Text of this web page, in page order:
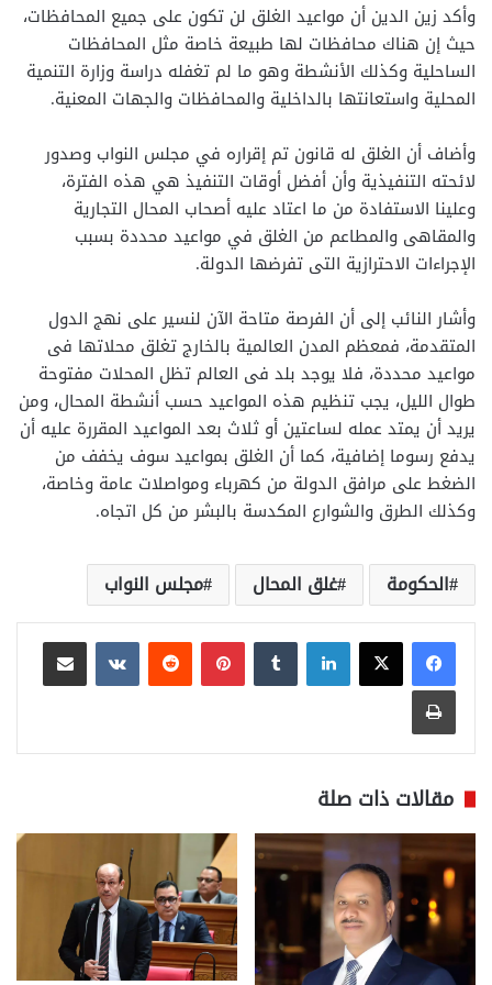
وأكد زين الدين أن مواعيد الغلق لن تكون على جميع المحافظات،
حيث إن هناك محافظات لها طبيعة خاصة مثل المحافظات
الساحلية وكذلك الأنشطة وهو ما لم تغفله دراسة وزارة التنمية
المحلية واستعانتها بالداخلية والمحافظات والجهات المعنية.
وأضاف أن الغلق له قانون تم إقراره في مجلس النواب وصدور
لائحته التنفيذية وأن أفضل أوقات التنفيذ هي هذه الفترة،
وعلينا الاستفادة من ما اعتاد عليه أصحاب المحال التجارية
والمقاهى والمطاعم من الغلق في مواعيد محددة بسبب
الإجراءات الاحترازية التى تفرضها الدولة.
وأشار النائب إلى أن الفرصة متاحة الآن لنسير على نهج الدول
المتقدمة، فمعظم المدن العالمية بالخارج تغلق محلاتها فى
مواعيد محددة، فلا يوجد بلد فى العالم تظل المحلات مفتوحة
طوال الليل، يجب تنظيم هذه المواعيد حسب أنشطة المحال، ومن
يريد أن يمتد عمله لساعتين أو ثلاث بعد المواعيد المقررة عليه أن
يدفع رسوما إضافية، كما أن الغلق بمواعيد سوف يخفف من
الضغط على مرافق الدولة من كهرباء ومواصلات عامة وخاصة،
وكذلك الطرق والشوارع المكدسة بالبشر من كل اتجاه.
الحكومة غلق المحال مجلس النواب
لينكدإن بينتيريست
مشاركة عبر البريد
طباعة
مقالات ذات صلة